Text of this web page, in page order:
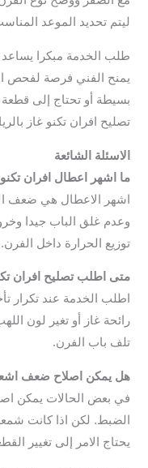
ليتم تحديد الموعد
طلب الخدمة مبكرا يساعد
يمنح الفني فرصة لفحص
بسيطة أو تحتاج إلى
تصليح افران تكنو غاز
الاسئلة الشائعة
ما اشهر اعطال افران
اشهر الاعطال هي ضعف
وعدم غلق الباب جيدا
توزيع الحرارة داخل الفرن.
متى اطلب تصليح افران
اطلب الخدمة عند تكرار
رائحة غاز أو تغير لون
تلف باب الفرن.
هل يمكن اصلاح ضعف
في بعض الحالات يمكن
الضبط. لكن اذا كانت
يحتاج الامر إلى تغيير